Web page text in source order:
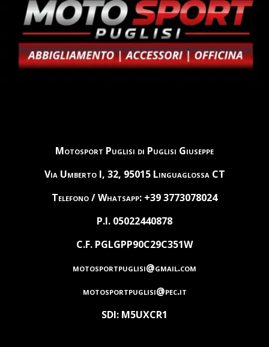
Motosport Puglisi di Puglisi Giuseppe
Via Umberto I, 32, 95015 Linguaglossa CT
Telefono / Whatsapp: +39 3773078024
P.I. 05022440878
C.F. PGLGPP90C29C351W
motosportpuglisi@gmail.com
motosportpuglisi@pec.it
SDI: M5UXCR1